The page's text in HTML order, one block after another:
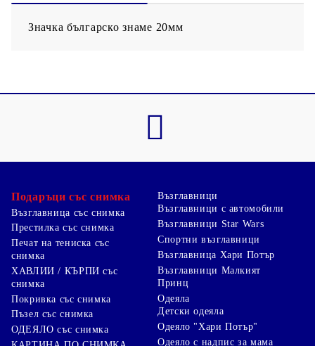
Значка българско знаме 20мм
Подаръци със снимка
Възглавница със снимка
Престилка със снимка
Печат на тениска със
снимка
ХАВЛИИ / КЪРПИ със
снимка
Покривка със снимка
Пъзел със снимка
ОДЕЯЛО със снимка
Възглавници
Възглавници с автомобили
Възглавници Star Wars
Спортни възглавници
Възглавница Хари Потър
Възглавници Малкият
Принц
Одеяла
Детски одеяла
Одеяло "Хари Потър"
Одеяло с надпис за мама